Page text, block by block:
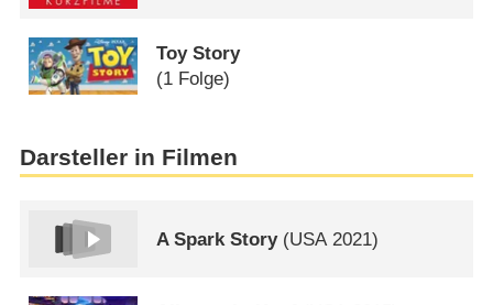
Toy Story
(1 Folge)
Darsteller in Filmen
A Spark Story(USA 2021)